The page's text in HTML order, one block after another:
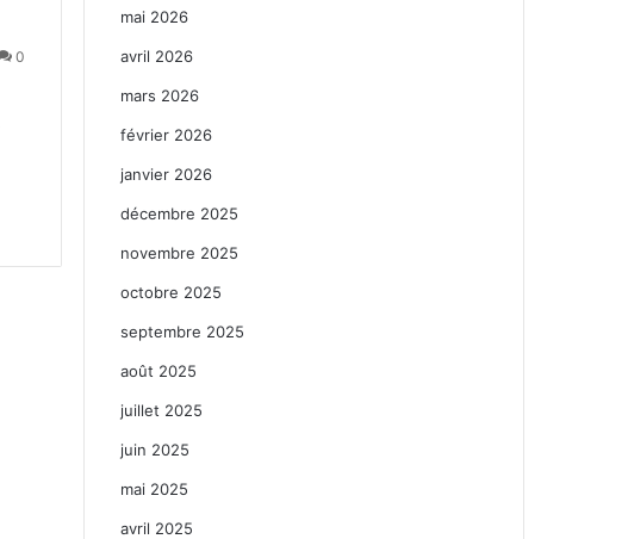
0
mai 2026
avril 2026
mars 2026
février 2026
janvier 2026
décembre 2025
novembre 2025
octobre 2025
septembre 2025
août 2025
juillet 2025
juin 2025
mai 2025
avril 2025